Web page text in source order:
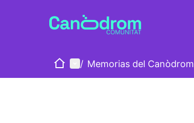
InicioMenú principal
/ Memorias del Canòdrom